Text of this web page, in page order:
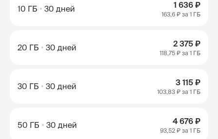
10 ГБ 30 дней 1 636 ₽
163,6 ₽ за 1 ГБ
20 ГБ 30 дней 2 375 ₽
118,75 ₽ за 1 ГБ
30 ГБ 30 дней 3 115 ₽
103,83 ₽ за 1 ГБ
50 ГБ 30 дней 4 676 ₽
93,52 ₽ за 1 ГБ